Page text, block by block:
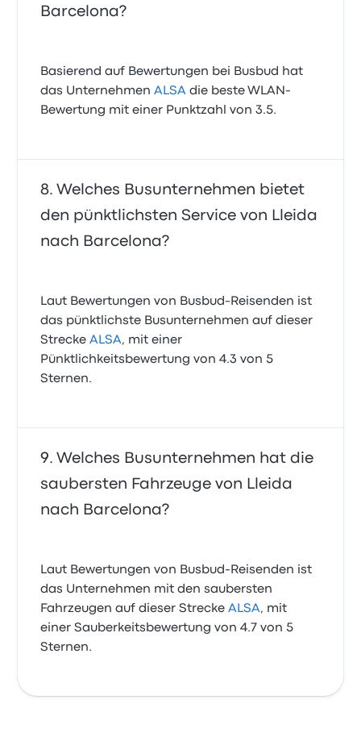
Barcelona?
Basierend auf Bewertungen bei Busbud hat
das UnternehmenALSA die beste WLAN-
Bewertung mit einer Punktzahl von 3.5.
Welches Busunternehmen bietet
den pünktlichsten Service von Lleida
nach Barcelona?
Laut Bewertungen von Busbud-Reisenden ist
das pünktlichste Busunternehmen auf dieser
StreckeALSA, mit einer
Pünktlichkeitsbewertung von 4.3 von 5
Sternen.
Welches Busunternehmen hat die
saubersten Fahrzeuge von Lleida
nach Barcelona?
Laut Bewertungen von Busbud-Reisenden ist
das Unternehmen mit den saubersten
Fahrzeugen auf dieser StreckeALSA, mit
einer Sauberkeitsbewertung von 4.7 von 5
Sternen.